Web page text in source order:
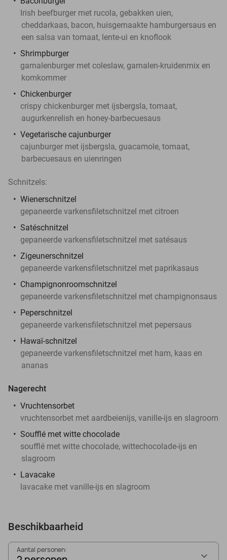
Irish beefburger met rucola, gebakken uien,
cheddarkaas, bacon, huisgemaakte hamburgersaus en
een salsa van tomaat, lente-ui en knoflook
Shrimpburger
garnalenburger met coleslaw, garnalen-kruidenmix en
komkommer
Chickenburger
crispy chickenburger met ijsbergsla, tomaat,
augurkenrelish en honey-barbecuesaus
Vegetarische cajunburger
cajunburger met ijsbergsla, guacamole, tomaat,
barbecuesaus en uienringen
Schnitzels:
Wienerschnitzel
gepaneerde varkensfiletschnitzel met citroen
Satéschnitzel
gepaneerde varkensfiletschnitzel met satésaus
Zigeunerschnitzel
gepaneerde varkensfiletschnitzel met paprikasaus
Champignonroomschnitzel
gepaneerde varkensfiletschnitzel met champignonsaus
Peperschnitzel
gepaneerde varkensfiletschnitzel met pepersaus
Hawaï-schnitzel
gepaneerde varkensfiletschnitzel met ham, kaas en
ananas
Nagerecht
Vruchtensorbet
vruchtensorbet met aardbeienijs, vanille-ijs en slagroom
Soufflé met witte chocolade
soufflé met witte chocolade, wittechocolade-ijs en
slagroom
Lavacake
lavacake met vanille-ijs en slagroom
Beschikbaarheid
Aantal personen: